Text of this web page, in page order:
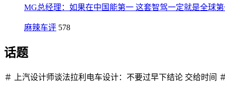
MG总经理：如果在中国能第一 这套智驾一定就是全球
麻辣车评 578
话题
＃ 上汽设计师谈法拉利电车设计：不要过早下结论 交给时间